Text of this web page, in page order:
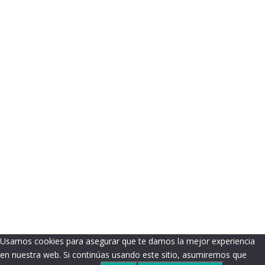
Usamos cookies para asegurar que te damos la mejor experiencia
en nuestra web. Si continúas usando este sitio, asumiremos que